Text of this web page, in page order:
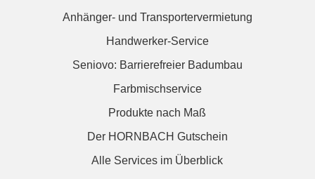
Anhänger- und Transportervermietung
Handwerker-Service
Seniovo: Barrierefreier Badumbau
Farbmischservice
Produkte nach Maß
Der HORNBACH Gutschein
Alle Services im Überblick